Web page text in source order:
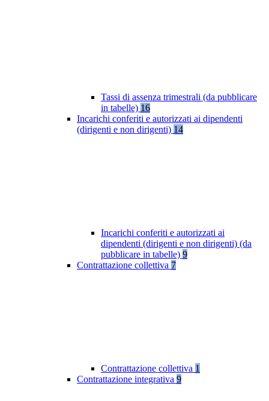
Tassi di assenza trimestrali (da pubblicare
in tabelle) 16
Incarichi conferiti e autorizzati ai dipendenti
(dirigenti e non dirigenti) 14
Incarichi conferiti e autorizzati ai
dipendenti (dirigenti e non dirigenti) (da
pubblicare in tabelle) 9
Contrattazione collettiva 7
Contrattazione collettiva 1
Contrattazione integrativa 9